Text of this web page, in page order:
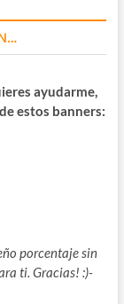
ayudarme,
estos banners:
porcentaje sin
ti. Gracias! :)-